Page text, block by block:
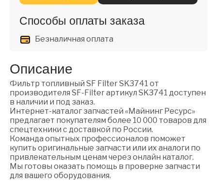
Способы оплаты заказа
Безналичная оплата
Описание
Фильтр топливный SF Filter SK3741 от
производителя SF-Filter артикул SK3741 доступен
в наличии и под заказ.
Интернет-каталог запчастей «Майнинг Ресурс»
предлагает покупателям более 10 000 товаров для
спецтехники с доставкой по России.
Команда опытных профессионалов поможет
купить оригинальные запчасти или их аналоги по
привлекательным ценам через онлайн каталог.
Мы готовы оказать помощь в проверке запчасти
для вашего оборудования.